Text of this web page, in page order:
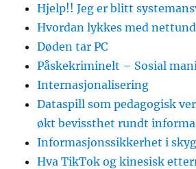
Hjelp!! Jeg er blitt
Hvordan lykkes med
Døden tar PC
Påskekriminelt – Sosial
Internasjonalisering
Dataspill som pedagogisk
økt bevissthet rundt
Informasjonssikkerhet i
Hva TikTok og kinesisk